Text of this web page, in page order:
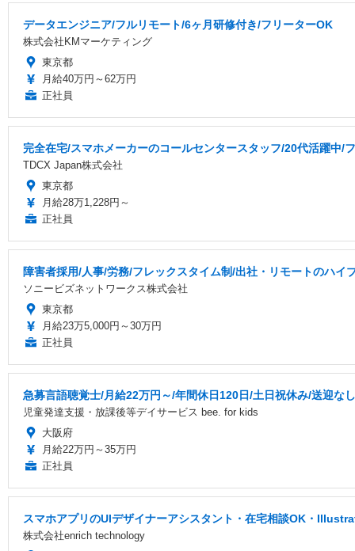
データエンジニア/フルリモート/6ヶ月研修付き/フリーターOK
株式会社KMマーケティング
東京都
月給40万円～62万円
正社員
完全在宅/スマホメーカーのコールセンタースタッフ/20代活躍中/
TDCX Japan株式会社
東京都
月給28万1,228円～
正社員
障害者採用/人事/労務/フレックスタイム制/出社・リモートのハイ
ソニービズネットワークス株式会社
東京都
月給23万5,000円～30万円
正社員
急募言語聴覚士/月給22万円～/年間休日120日/土日祝休み/送迎な
児童発達支援・放課後等デイサービス bee. for kids
大阪府
月給22万円～35万円
正社員
スマホアプリのUIデザイナーアシスタント・在宅相談OK・
株式会社enrich technology